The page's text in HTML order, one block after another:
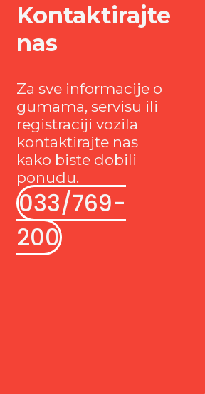
Kontaktirajte
nas
Za sve informacije o
gumama, servisu ili
registraciji vozila
kontaktirajte nas
kako biste dobili
ponudu.
033/769-
200